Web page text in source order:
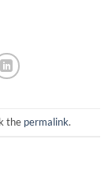
the permalink.